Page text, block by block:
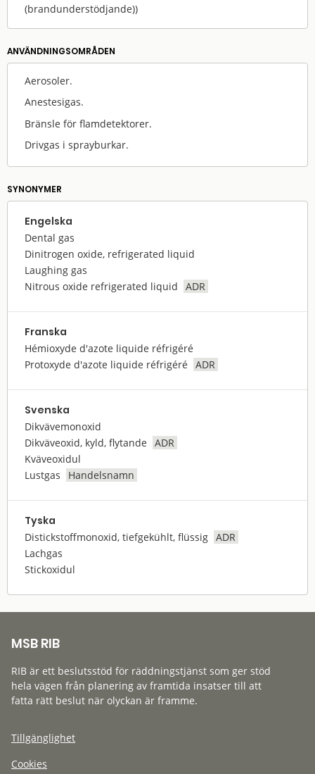
(brandunderstödjande))
ANVÄNDNINGS­OMRÅDEN
Aerosoler.
Anestesigas.
Bränsle för flamdetektorer.
Drivgas i sprayburkar.
SYNONYMER
Engelska
Dental gas
Dinitrogen oxide, refrigerated liquid
Laughing gas
Nitrous oxide refrigerated liquid
ADR
Franska
Hémioxyde d'azote liquide réfrigéré
Protoxyde d'azote liquide réfrigéré
ADR
Svenska
Dikvävemonoxid
Dikväveoxid, kyld, flytande
ADR
Kväveoxidul
Lustgas
Handelsnamn
Tyska
Distickstoffmonoxid, tiefgekühlt, flüssig ADR
Lachgas
Stickoxidul
MSB RIB
RIB är ett beslutsstöd för räddningstjänst som ger stöd
hela vägen från planering av framtida insatser till att
fatta rätt beslut när olyckan är framme.
Tillgänglighet
Cookies